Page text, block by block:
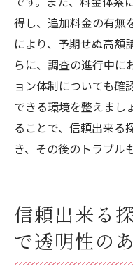
得し、追加料金の有無
により、予期せぬ高額
らに、調査の進行中に
ョン体制についても確
できる環境を整えまし
ることで、信頼出来る
き、その後のトラブル
信頼出来る
で透明性の